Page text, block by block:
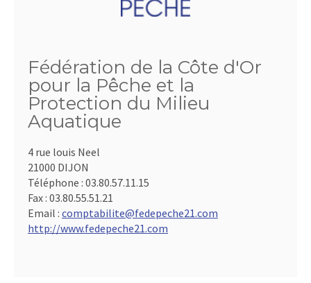
Fédération de la Côte d'Or
pour la Pêche et la
Protection du Milieu
Aquatique
4 rue louis Neel
21000 DIJON
Téléphone : 03.80.57.11.15
Fax : 03.80.55.51.21
Email : comptabilite@fedepeche21.com
http://www.fedepeche21.com